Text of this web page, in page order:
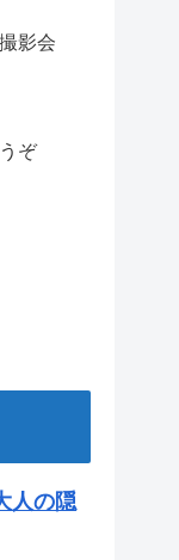
影会
ぞ
人の隠